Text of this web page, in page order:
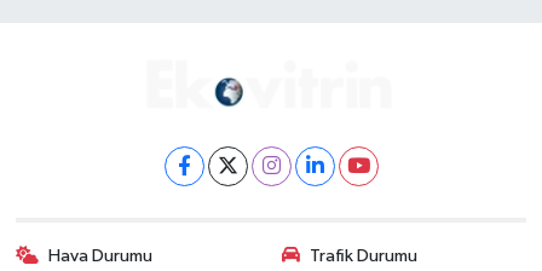
Hava Durumu Trafik Durumu